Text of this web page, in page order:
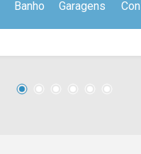
além de possuir
dia a dia. A sacada com
ambientes, deixando o
Banho
Garagens